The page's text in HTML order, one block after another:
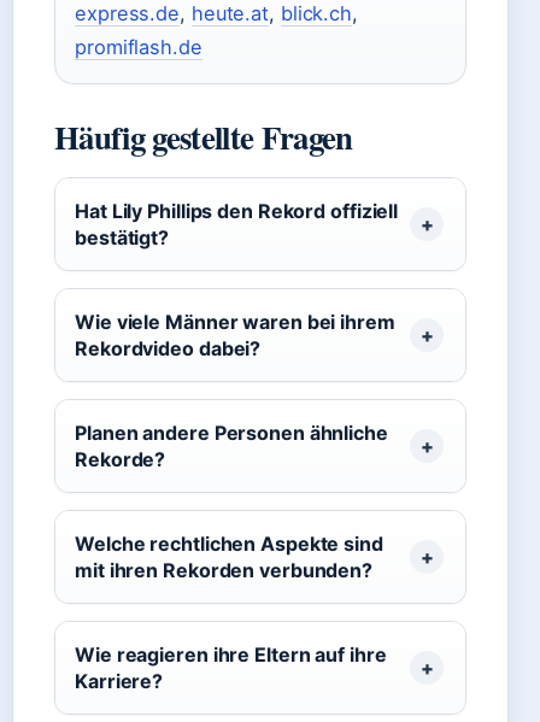
express.de, heute.at, blick.ch,
promiflash.de
Häufig gestellte Fragen
Hat Lily Phillips den Rekord offiziell
bestätigt?
Wie viele Männer waren bei ihrem
Rekordvideo dabei?
Planen andere Personen ähnliche
Rekorde?
Welche rechtlichen Aspekte sind
mit ihren Rekorden verbunden?
Wie reagieren ihre Eltern auf ihre
Karriere?